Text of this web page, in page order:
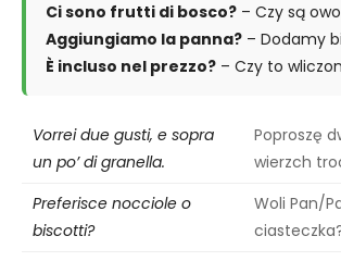
Ci sono frutti di bosco? – Czy są
Aggiungiamo la panna? – Dodamy
È incluso nel prezzo? – Czy to
Vorrei due gusti, e sopra
un po’ di granella.
Poproszę
wierzch
Preferisce nocciole o
biscotti?
Woli Pan/